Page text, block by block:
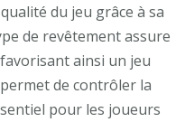
du jeu grâce à sa
de revêtement assure
ainsi un jeu
de contrôler la
pour les joueurs